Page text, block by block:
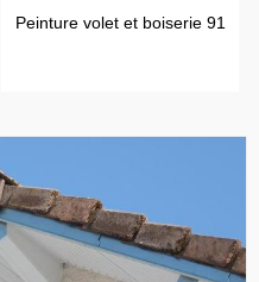
Peinture volet et boiserie 91